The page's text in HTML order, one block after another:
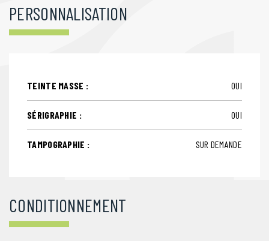
PERSONNALISATION
TEINTE MASSE : OUI
SÉRIGRAPHIE : OUI
TAMPOGRAPHIE : SUR DEMANDE
CONDITIONNEMENT